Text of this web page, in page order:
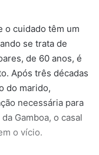
o cuidado têm um
se trata de
de 60 anos, é
Após três décadas
do marido,
necessária para
Gamboa, o casal
o vício.